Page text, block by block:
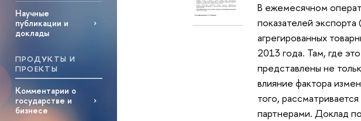
Научные
публикации и
доклады
ПРОДУКТЫ И
ПРОЕКТЫ
Комментарии о
государстве и
бизнесе
В ежемесячном
показателей
агрегированных
2013 года. Там, где
представлены не
влияние фактора
того,
партнерами. Доклад